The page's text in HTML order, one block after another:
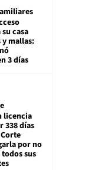
casa
mallas:
3 días
licencia
338 días
por no
sus